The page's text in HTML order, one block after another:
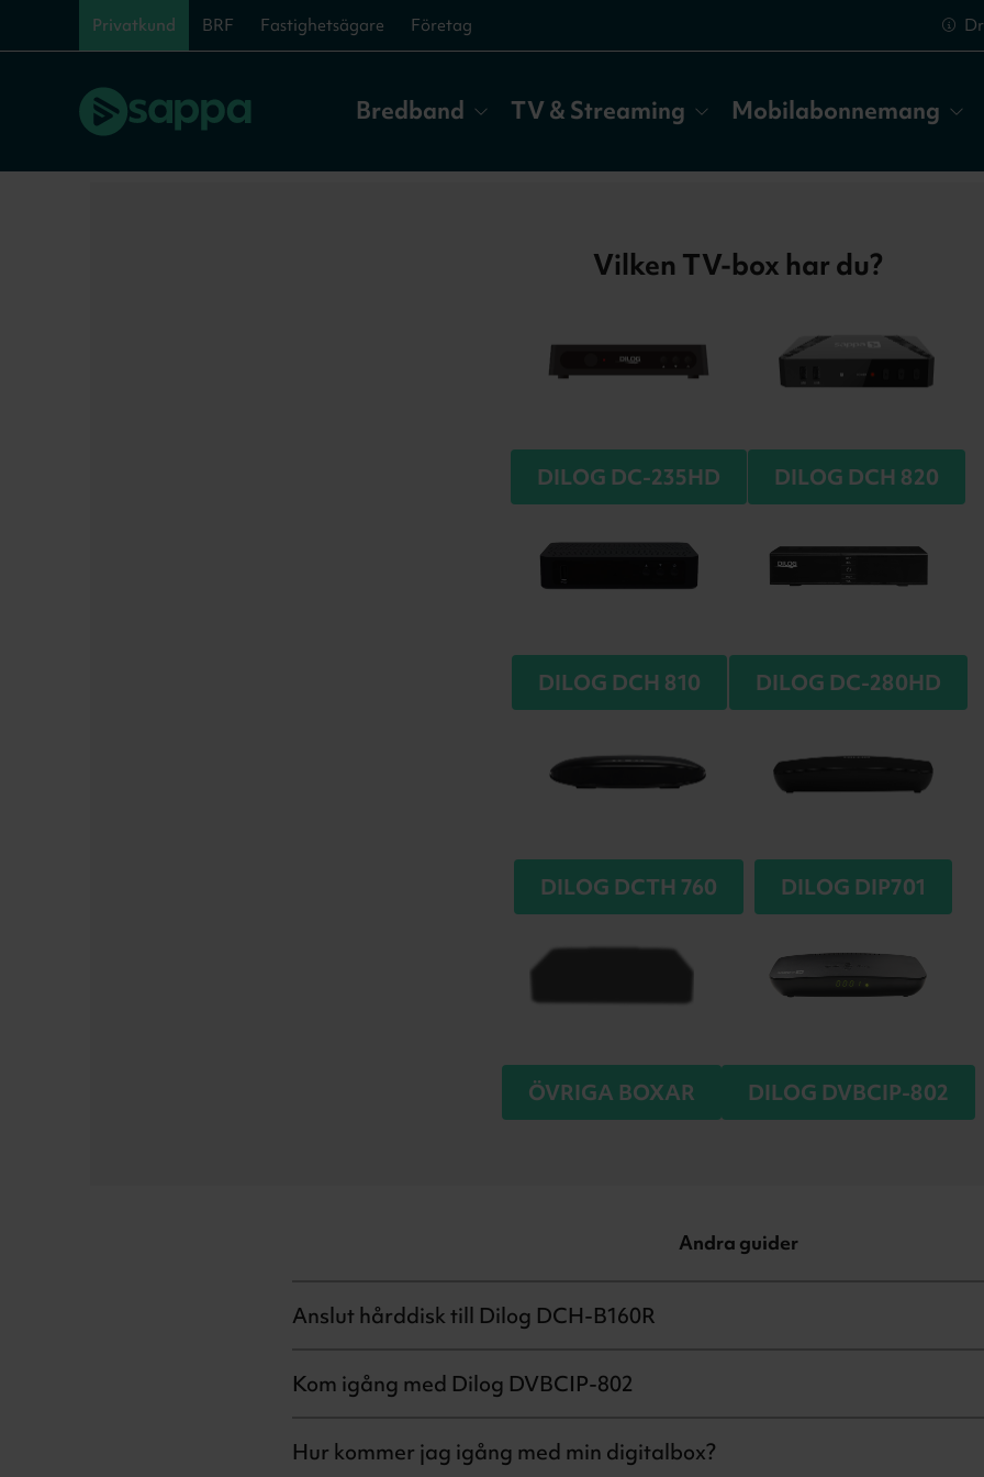
Privatkund BRF Fastighetsägare Företag
Bredband TV & Streaming Mobilabonnemang
Vilken TV-box har du?
DILOG DC-235HD DILOG DCH 820
DILOG DCH 810 DILOG DC-280HD
DILOG DCTH 760 DILOG DIP701
ÖVRIGA BOXAR DILOG DVBCIP-802
Andra guider
Anslut hårddisk till Dilog DCH-B160R
Kom igång med Dilog DVBCIP-802
Hur kommer jag igång med min digitalbox?